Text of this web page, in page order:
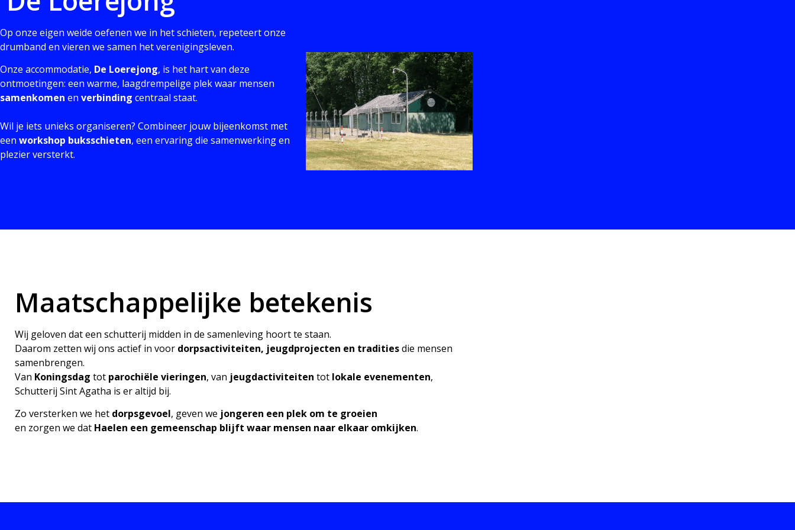
Op onze eigen weide oefenen we in het schieten, repeteert onze
drumband en vieren we samen het verenigingsleven.
Onze accommodatie, De Loerejong, is het hart van deze
ontmoetingen: een warme, laagdrempelige plek waar mensen
samenkomen en verbinding centraal staat.
Wil je iets unieks organiseren? Combineer jouw bijeenkomst met
een workshop buksschieten, een ervaring die samenwerking en
plezier versterkt.
Maatschappelijke betekenis
Wij geloven dat een schutterij midden in de samenleving hoort te staan.
Daarom zetten wij ons actief in voor dorpsactiviteiten, jeugdprojecten en traditiesdie mensen
samenbrengen.
Van Koningsdag tot parochiële vieringen, van jeugdactiviteiten tot lokale evenementen,
Schutterij Sint Agatha is er altijd bij.
Zo versterken we het dorpsgevoel, geven we jongeren een plek om te groeien
en zorgen we dat Haelen een gemeenschap blijft waar mensen naar elkaar omkijken.